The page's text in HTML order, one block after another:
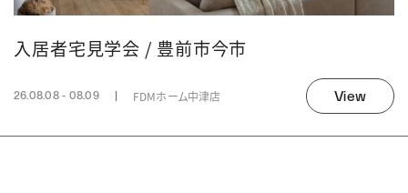
入居者宅見学会 / 豊前市今市
26.08.08 - 08.09 FDMホーム中津店 View